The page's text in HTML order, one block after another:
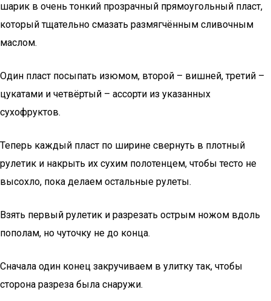
шарик в очень тонкий прозрачный прямоугольный пласт,
который тщательно смазать размягчённым сливочным
маслом.
Один пласт посыпать изюмом, второй – вишней, третий –
цукатами и четвёртый – ассорти из указанных
сухофруктов.
Теперь каждый пласт по ширине свернуть в плотный
рулетик и накрыть их сухим полотенцем, чтобы тесто не
высохло, пока делаем остальные рулеты.
Взять первый рулетик и разрезать острым ножом вдоль
пополам, но чуточку не до конца.
Сначала один конец закручиваем в улитку так, чтобы
сторона разреза была снаружи.